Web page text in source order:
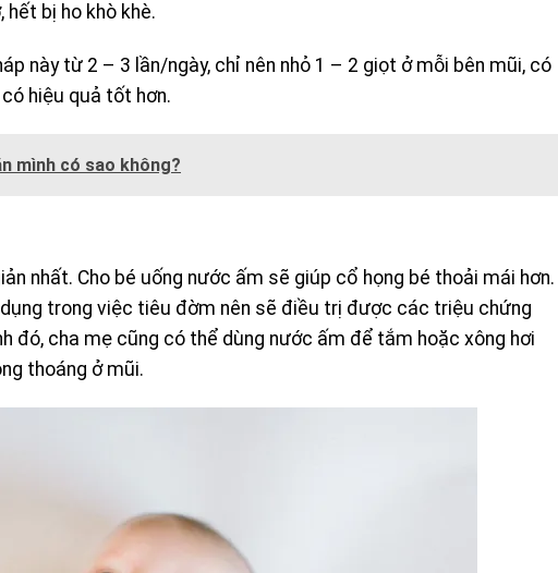
hết bị ho khò khè.
này từ 2 – 3 lần/ngày, chỉ nên nhỏ 1 – 2 giọt ở mỗi bên mũi, có
hiệu quả tốt hơn.
mình có sao không?
nhất. Cho bé uống nước ấm sẽ giúp cổ họng bé thoải mái hơn.
trong việc tiêu đờm nên sẽ điều trị được các triệu chứng
đó, cha mẹ cũng có thể dùng nước ấm để tắm hoặc xông hơi
thoáng ở mũi.